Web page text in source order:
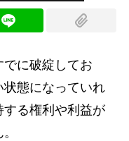
に破綻してお
状態になっていれ
る権利や利益が